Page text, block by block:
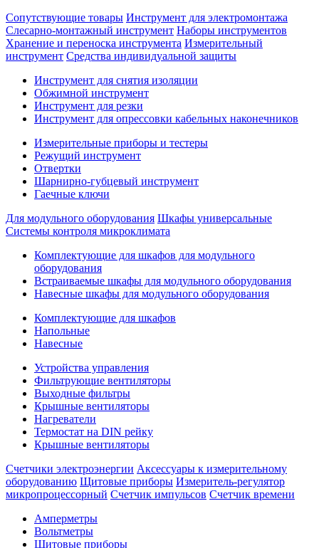
Сопутствующие товары Инструмент для электромонтажа
Слесарно-монтажный инструмент Наборы инструментов
Хранение и переноска инструмента Измерительный
инструмент Средства индивидуальной защиты
Инструмент для снятия изоляции
Обжимной инструмент
Инструмент для резки
Инструмент для опрессовки кабельных наконечников
Измерительные приборы и тестеры
Режущий инструмент
Отвертки
Шарнирно-губцевый инструмент
Гаечные ключи
Для модульного оборудования Шкафы универсальные
Системы контроля микроклимата
Комплектующие для шкафов для модульного
оборудования
Встраиваемые шкафы для модульного оборудования
Навесные шкафы для модульного оборудования
Комплектующие для шкафов
Напольные
Навесные
Устройства управления
Фильтрующие вентиляторы
Выходные фильтры
Крышные вентиляторы
Нагреватели
Термостат на DIN рейку
Крышные вентиляторы
Счетчики электроэнергии Аксессуары к измерительному
оборудованию Щитовые приборы Измеритель-регулятор
микропроцессорный Счетчик импульсов Счетчик времени
Амперметры
Вольтметры
Щитовые приборы